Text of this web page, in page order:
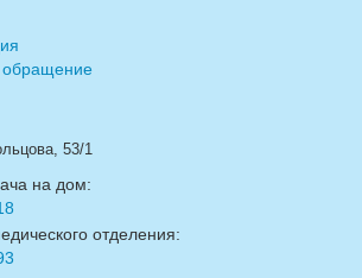
обращение
53/1
на дом:
отделения: